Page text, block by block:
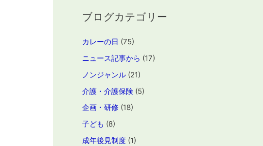
ブログカテゴリー
カレーの日 (75)
ニュース記事から (17)
ノンジャンル (21)
介護・介護保険 (5)
企画・研修 (18)
子ども (8)
成年後見制度 (1)